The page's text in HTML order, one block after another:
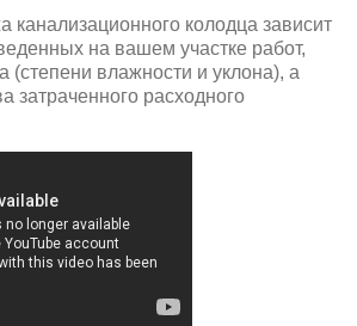
канализационного колодца зависит
на вашем участке работ,
(степени влажности и уклона), а
затраченного расходного